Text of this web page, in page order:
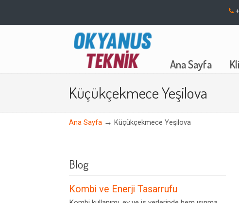
Ana Sayfa
Navigation
Küçükçekmece Yeşilova
Ana Sayfa → Küçükçekmece Yeşilova
Blog
Kombi ve Enerji Tasarrufu